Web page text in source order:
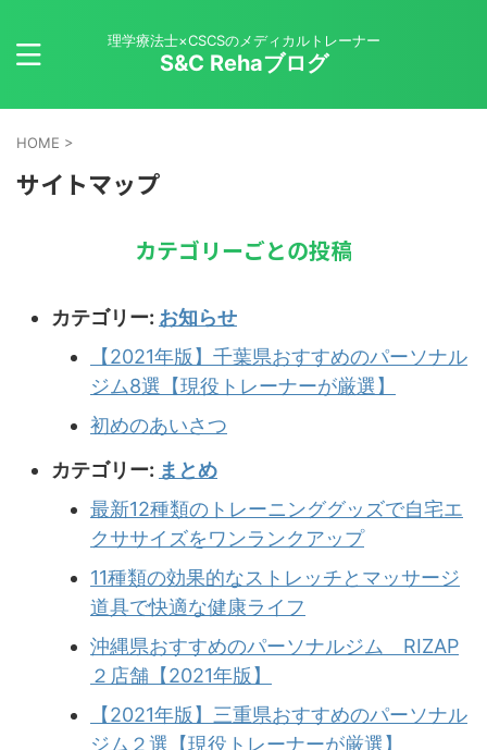
理学療法士×CSCSのメディカルトレーナー
S&C Rehaブログ
HOME >
サイトマップ
カテゴリーごとの投稿
カテゴリー: お知らせ
【2021年版】千葉県おすすめのパーソナル
ジム8選【現役トレーナーが厳選】
初めのあいさつ
カテゴリー: まとめ
最新12種類のトレーニンググッズで自宅エ
クササイズをワンランクアップ
11種類の効果的なストレッチとマッサージ
道具で快適な健康ライフ
沖縄県おすすめのパーソナルジム RIZAP
２店舗【2021年版】
【2021年版】三重県おすすめのパーソナル
ジム２選【現役トレーナーが厳選】